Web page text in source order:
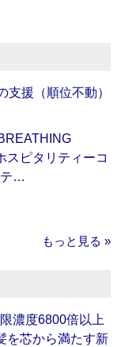
支援（順位不動）
スピタリティーコ
テ…
もっと見る »
濃度6800倍以上
を芯から満たす新